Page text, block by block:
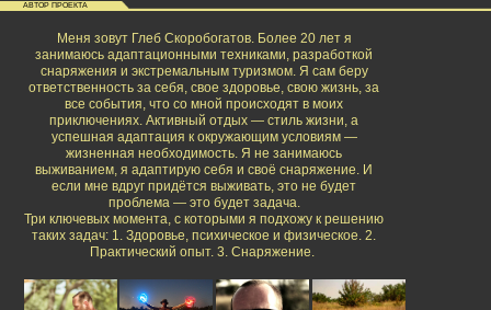
АВТОР ПРОЕКТА
Меня зовут Глеб Скоробогатов. Более 20 лет я
занимаюсь адаптационными техниками, разработкой
снаряжения и экстремальным туризмом. Я сам беру
ответственность за себя, свое здоровье, свою жизнь, за
все события, что со мной происходят в моих
приключениях. Активный отдых — стиль жизни, а
успешная адаптация к окружающим условиям —
жизненная необходимость. Я не занимаюсь
выживанием, я адаптирую себя и своё снаряжение. И
если мне вдруг придётся выживать, это не будет
проблема — это будет задача.
Три ключевых момента, с которыми я подхожу к решению
таких задач: 1. Здоровье, психическое и физическое. 2.
Практический опыт. 3. Снаряжение.